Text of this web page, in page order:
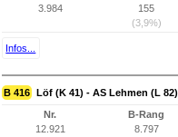
3.984
155
(3,9%)
Infos...
B 416 Löf (K 41) - AS Lehmen (L 82)
Nr.
12.921
B-Rang
8.797